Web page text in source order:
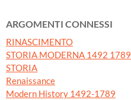
ARGOMENTI CONNESSI
RINASCIMENTO
STORIA MODERNA 1492 1789
STORIA
Renaissance
Modern History 1492-1789